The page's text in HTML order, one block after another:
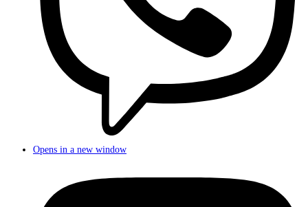
Opens in a new window